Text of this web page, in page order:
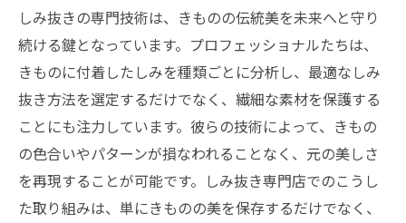
しみ抜きの専門技術は、きものの伝統美を未来へと守り
続ける鍵となっています。プロフェッショナルたちは、
きものに付着したしみを種類ごとに分析し、最適なしみ
抜き方法を選定するだけでなく、繊細な素材を保護する
ことにも注力しています。彼らの技術によって、きもの
の色合いやパターンが損なわれることなく、元の美しさ
を再現することが可能です。しみ抜き専門店でのこうし
た取り組みは、単にきものの美を保存するだけでなく、